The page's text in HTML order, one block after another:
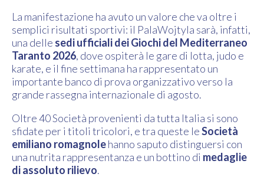
La manifestazione ha avuto un valore che va oltre i
semplici risultati sportivi: il PalaWojtyla sarà, infatti,
una delle sedi ufficiali dei Giochi del Mediterraneo
Taranto 2026, dove ospiterà le gare di lotta, judo e
karate, e il fine settimana ha rappresentato un
importante banco di prova organizzativo verso la
grande rassegna internazionale di agosto.
Oltre 40 Società provenienti da tutta Italia si sono
sfidate per i titoli tricolori, e tra queste leSocietà
emiliano romagnolehanno saputo distinguersi con
una nutrita rappresentanza e un bottino di medaglie
di assoluto rilievo.